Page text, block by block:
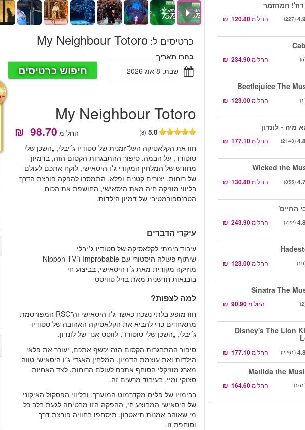
רוז'! המחזמר
(227) החל מ‏120.80 ‏ ₪
החל מ‏234.90 ‏ ₪
Beetlejuice The
החל מ‏123.00 ‏ ₪
מיה - לונדון
(2143) החל מ‏177.10 ‏ ₪
Wicked the
(855) החל מ‏130.80 ‏ ₪
החיים'
(722) החל מ‏243.90 ‏ ₪
החל מ‏123.00 ‏ ₪
Sinatra The
החל מ‏90.90 ‏ ₪
Disney's The Lion
(2261) החל מ‏177.10 ‏ ₪
Matilda the
החל מ‏164.60 ‏ ₪
כרטיסים ל:
My Neighbour Totoro
בחרו תאריך
שבת, 8 אוג 2026
חיפוש כרטיסים
My Neighbour Totoro
5.0
(8) החל מ
חוו את הקלאסיקה העל־זמנית של סטודיו ג׳יבלי, „השכן שלי
טוטורו”, על הבמה. סיפור ההתבגרות הקסום הזה, בדמיון
מחודש של המלחין המקורי ג׳ו היסאישי, לוקח אתכם לעולם
של רוחות, יצורים קטנים ופלא. התמסרו להפקה פורצת הדרך
בליווי מוזיקה חיה מאת היסאישי, החושפת את הכוח
הטרנספורמטיבי של דמיון הילדות.
עיקרי הדברים
עיבוד בימתי לקלאסיקה של סטודיו ג׳יבלי
שיתוף פעולה היסטורי עם Improbable ו־Nippon TV
מוזיקה מקורית מאת ג׳ו היסאישי, בביצוע חי
בובנאות חדשנית מאת בזיל טוויסט
למה לצפות?
חוו מופע בלתי נשכח כאשר ג׳ו היסאישי וה־RSC המפורסמת
מתאחדים כדי להביא את הקלאסיקה האהובה של סטודיו
ג׳יבלי, „השכן שלי טוטורו”, לווסט אנד של לונדון.
סיפור ההתבגרות הקסום הזה יכשף אתכם, יעורר את פלאי
הילדות ואת עוצמת הדמיון. המלחין האגדי ג׳ו היסאישי טווה
מארג מוזיקלי הסוחף אתכם לעולם הרוחות, לצד האחיות
סצוקי ומיי, בעיבוד מרשים זה.
בבימויו של פלים מקדרמוט המוערך, ובליווי הפסקול האיקוני
של היסאישי המבוצע חי, ההפקה הזו מבטיחה לגעת בלב כל
מי שאוהב אמנות תיאטרון. תיסחפו בחוויה פורצת דרך
וסוחפת זו.
-
50%